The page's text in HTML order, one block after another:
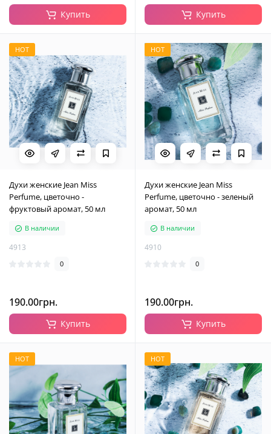
Купить Купить
HOT
Духи женские Jean Miss
Perfume, цветочно -
фруктовый аромат, 50 мл
В наличии
4913
0
190.00грн.
Купить
HOT
Духи женские Jean Miss
Perfume, цветочно - зеленый
аромат, 50 мл
В наличии
4910
0
190.00грн.
Купить
HOT HOT